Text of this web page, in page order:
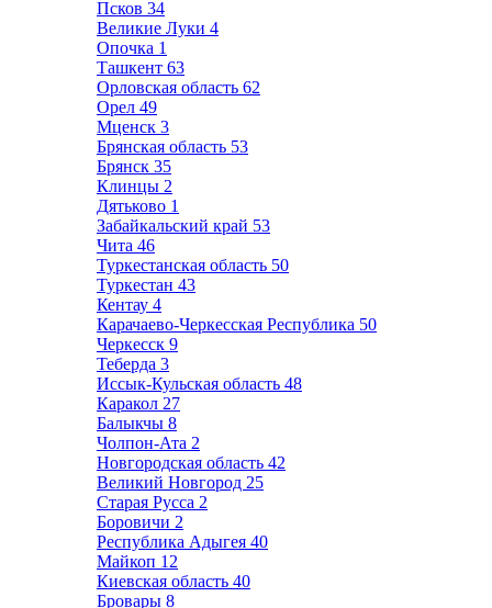
Псков 34
Великие Луки 4
Опочка 1
Ташкент 63
Орловская область 62
Орел 49
Мценск 3
Брянская область 53
Брянск 35
Клинцы 2
Дятьково 1
Забайкальский край 53
Чита 46
Туркестанская область 50
Туркестан 43
Кентау 4
Карачаево-Черкесская Республика 50
Черкесск 9
Теберда 3
Иссык-Кульская область 48
Каракол 27
Балыкчы 8
Чолпон-Ата 2
Новгородская область 42
Великий Новгород 25
Старая Русса 2
Боровичи 2
Республика Адыгея 40
Майкоп 12
Киевская область 40
Бровары 8